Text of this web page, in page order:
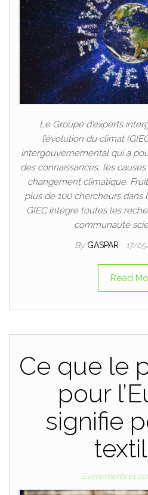
Le Groupe d’experts
l’évolution du climat
intergouvernemental qui a
des connaissances, les
changement climatique.
plus de 100 chercheurs
GIEC intègre toutes les
communauté
By GASPAR 17/
Read
Ce que le
pour
signifie
Événements et